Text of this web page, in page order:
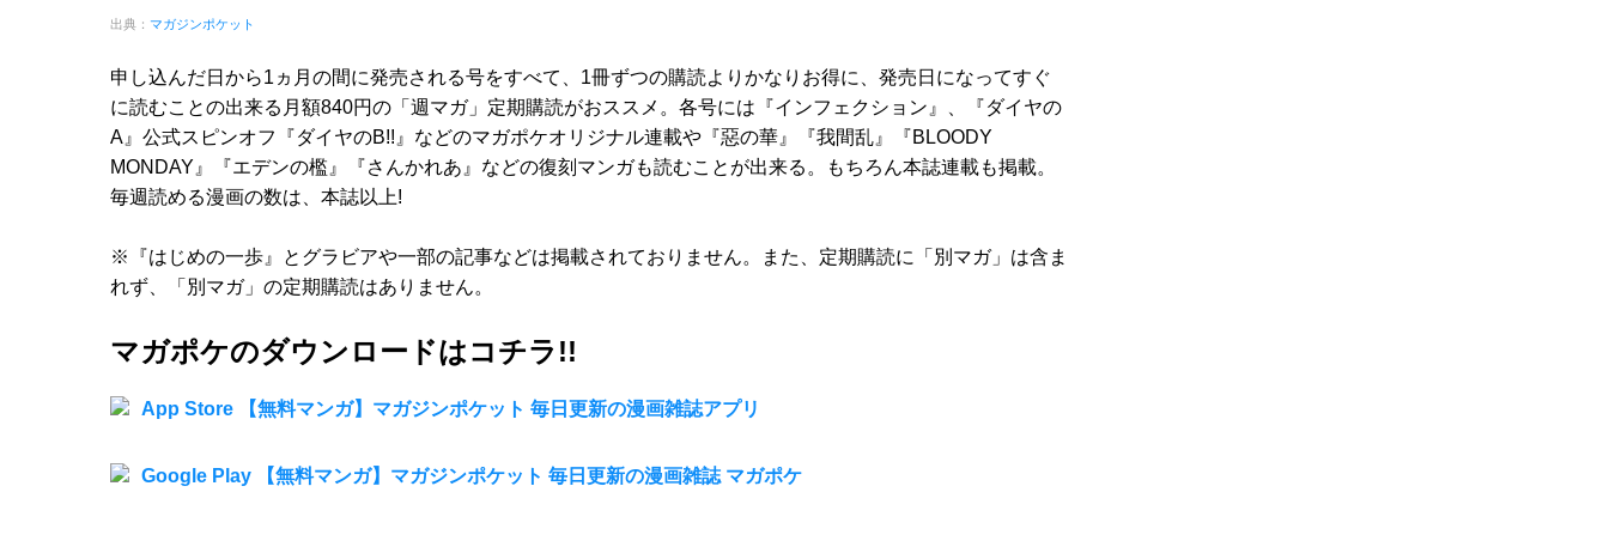
出典： マガジンポケット
申し込んだ日から1ヵ月の間に発売される号をすべて、1冊ずつの購読よりかなりお得に、発売日になってすぐ
に読むことの出来る月額840円の「週マガ」定期購読がおススメ。各号には『インフェクション』、『ダイヤの
A』公式スピンオフ『ダイヤのB!!』などのマガポケオリジナル連載や『惡の華』『我間乱』『BLOODY
MONDAY』『エデンの檻』『さんかれあ』などの復刻マンガも読むことが出来る。もちろん本誌連載も掲載。
毎週読める漫画の数は、本誌以上!
※『はじめの一歩』とグラビアや一部の記事などは掲載されておりません。また、定期購読に「別マガ」は含ま
れず、「別マガ」の定期購読はありません。
マガポケのダウンロードはコチラ!!
App Store 【無料マンガ】マガジンポケット 毎日更新の漫画雑誌アプリ
Google Play 【無料マンガ】マガジンポケット 毎日更新の漫画雑誌 マガポケ